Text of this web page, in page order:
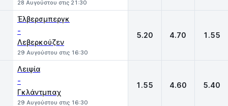
28 Αυγούστου στις 21:30
Έλβερσμπεργκ
-
Λεβερκούζεν
29 Αυγούστου στις 16:30
5.20 4.70 1.55
Λειψία
-
Γκλάντμπαχ
29 Αυγούστου στις 16:30
1.55 4.60 5.40